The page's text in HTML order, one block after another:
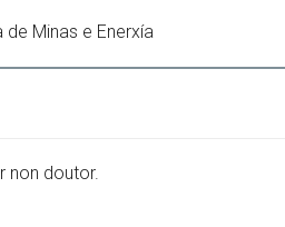
de Minas e Enerxía
non doutor.